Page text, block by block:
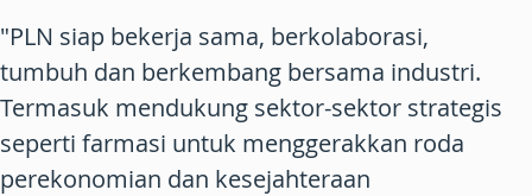
"PLN siap bekerja sama, berkolaborasi,
tumbuh dan berkembang bersama industri.
Termasuk mendukung sektor-sektor strategis
seperti farmasi untuk menggerakkan roda
perekonomian dan kesejahteraan